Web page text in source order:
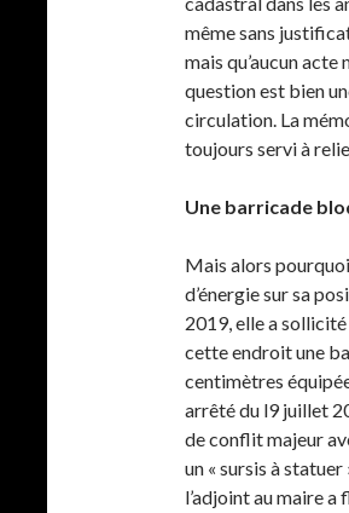
même sans
mais qu’aucun acte
question est bien
circulation. La
toujours servi à
Une barricade
Mais alors
d’énergie sur sa
2019, elle a
cette endroit une
centimètres
arrêté du l9 juillet
de conflit majeur
un « sursis à
l’adjoint au maire a